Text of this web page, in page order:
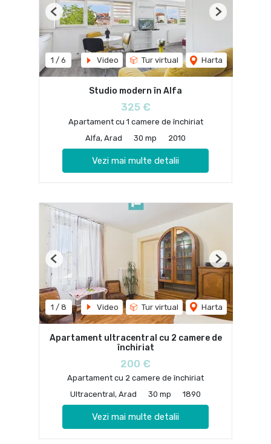
1 / 6 Video Tur virtual Harta
Previous Next
Studio modern în Alfa
325 €
Apartament cu 1 camere de închiriat
Alfa, Arad
30 mp 2010
Vezi mai multe detalii
1 / 8 Video Tur virtual Harta
Previous Next
Apartament ultracentral cu 2 camere de
închiriat
200 €
Apartament cu 2 camere de închiriat
Ultracentral, Arad
30 mp 1890
Vezi mai multe detalii